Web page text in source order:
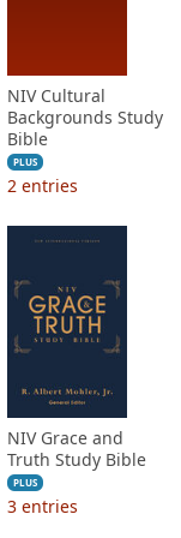
NIV Cultural
Backgrounds Study
Bible
PLUS
2 entries
NIV Grace and
Truth Study Bible
PLUS
3 entries